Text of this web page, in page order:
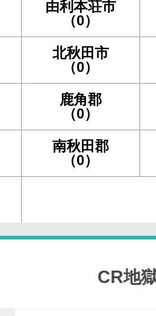
由利本荘市
（0）
北秋田市
（0）
鹿角郡
（0）
南秋田郡
（0）
CR地獄少